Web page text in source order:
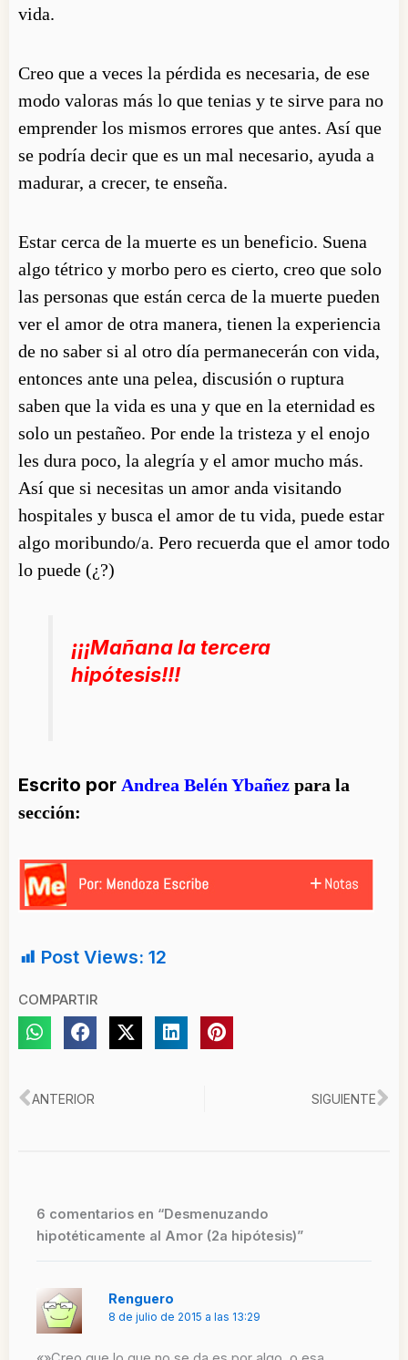
vida.
Creo que a veces la pérdida es necesaria, de ese
modo valoras más lo que tenias y te sirve para no
emprender los mismos errores que antes. Así que
se podría decir que es un mal necesario, ayuda a
madurar, a crecer, te enseña.
Estar cerca de la muerte es un beneficio. Suena
algo tétrico y morbo pero es cierto, creo que solo
las personas que están cerca de la muerte pueden
ver el amor de otra manera, tienen la experiencia
de no saber si al otro día permanecerán con vida,
entonces ante una pelea, discusión o ruptura
saben que la vida es una y que en la eternidad es
solo un pestañeo. Por ende la tristeza y el enojo
les dura poco, la alegría y el amor mucho más.
Así que si necesitas un amor anda visitando
hospitales y busca el amor de tu vida, puede estar
algo moribundo/a. Pero recuerda que el amor todo
lo puede (¿?)
¡¡¡Mañana la tercera
hipótesis!!!
Escrito por Andrea Belén Ybañez para la
sección:
Post Views: 12
COMPARTIR
Ant
ANTERIOR SIGUIENTE
6 comentarios en “Desmenuzando
hipotéticamente al Amor (2a hipótesis)”
Renguero
8 de julio de 2015 a las 13:29